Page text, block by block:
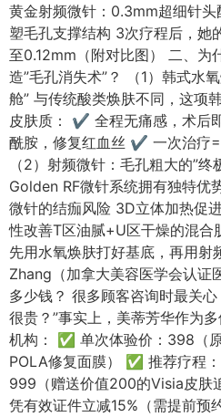
黄金射频微针：0.3mm超细针
塑毛孔支撑结构 3次疗程后，她
至0.12mm（附对比图） 二、为
造”毛孔消失术”？ （1）韩式水
舱” 与传统酸类焕肤不同，这项
皮肤质： ✔️ 全程无痛感，术后
酰胺，修复红血丝 ✔️ 一次治疗
（2）射频微针：毛孔粗大的”
Golden RF微针系统拥有独特优
微针的结痂风险 3D立体加热促
性改善T区油腻+U区干燥的混合
先用水氧焕肤打好基底，再用
Zhang（加拿大美容医学会认证
多少钱？ 很多顾客咨询时最关
很贵？”事实上，美蒂芳华作为
机构： ✅ 单次体验价：398（
POLA修复面膜） ✅ 推荐疗程
999（赠送价值200的Visia皮肤
凭有效证件立减15%（需提前预